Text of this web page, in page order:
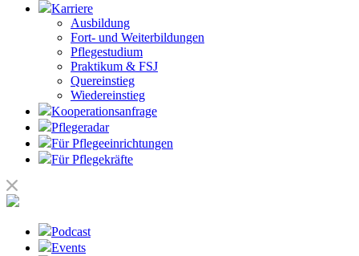
Karriere
Ausbildung
Fort- und Weiterbildungen
Pflegestudium
Praktikum & FSJ
Quereinstieg
Wiedereinstieg
Kooperationsanfrage
Pflegeradar
Für Pflegeeinrichtungen
Für Pflegekräfte
Podcast
Events